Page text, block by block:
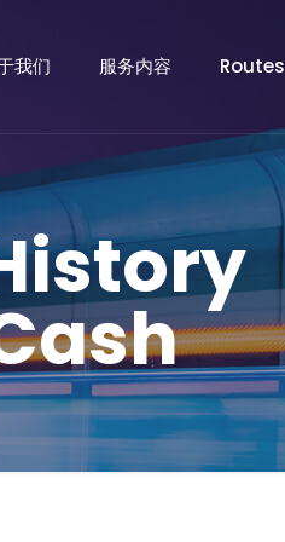
我们 服务内容 Routes